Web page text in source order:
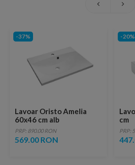
-37%
Lavoar Oristo Amelia
60x46 cm alb
PRP: 890.00 RON
569.00 RON
-20%
cm
PRP: